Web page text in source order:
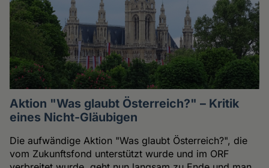
Aktion "Was glaubt Österreich?" – Kritik
eines Nicht-Gläubigen
Die aufwändige Aktion "Was glaubt Österreich?", die
vom Zukunftsfond unterstützt wurde und im ORF